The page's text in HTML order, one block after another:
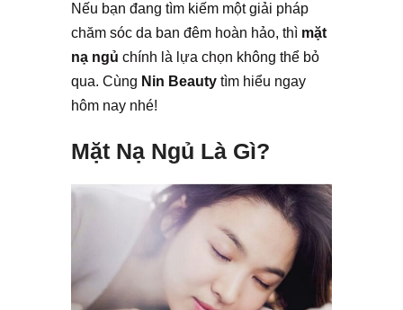
Nếu bạn đang tìm kiếm một giải pháp
chăm sóc da ban đêm hoàn hảo, thì mặt
nạ ngủ chính là lựa chọn không thể bỏ
qua. Cùng Nin Beauty tìm hiểu ngay
hôm nay nhé!
Mặt Nạ Ngủ Là Gì?